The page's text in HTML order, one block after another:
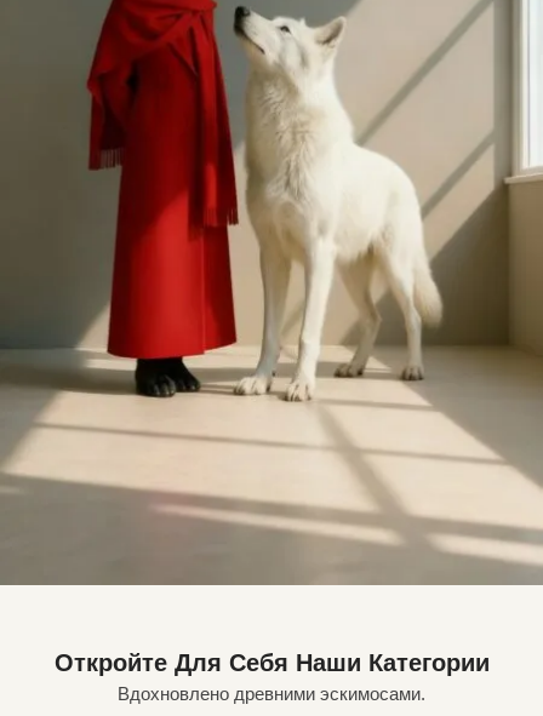
Откройте Для Себя Наши Категории
Вдохновлено древними эскимосами.